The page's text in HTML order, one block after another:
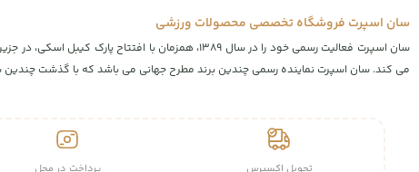
سان اسپرت فروشگاه تخصصی محصولات ورزشی
سان اسپرت فعالیت رسمی خود را در سال ۱۳۸۹،
می کند. سان اسپرت نماینده رسمی چندین برند مطرح جهانی می باشد که با گذشت چندین
تحویل اکسپرس پرداخت در محل